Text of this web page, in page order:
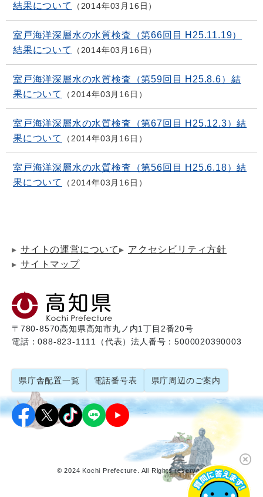
結果について
2014年03月16日
室戸海洋深層水の水質検査（第66回目 H25.11.19）
結果について
2014年03月16日
室戸海洋深層水の水質検査（第59回目 H25.8.6）結
果について
2014年03月16日
室戸海洋深層水の水質検査（第67回目 H25.12.3）結
果について
2014年03月16日
室戸海洋深層水の水質検査（第56回目 H25.6.18）結
果について
2014年03月16日
サイトの運営について
アクセシビリティ方針
サイトマップ
〒780-8570高知県高知市丸ノ内1丁目2番20号
電話：088-823-1111（代表）法人番号：5000020390003
県庁舎配置一覧 電話番号表 県庁周辺のご案内
© 2024 Kochi Prefecture. All Rights reserved.